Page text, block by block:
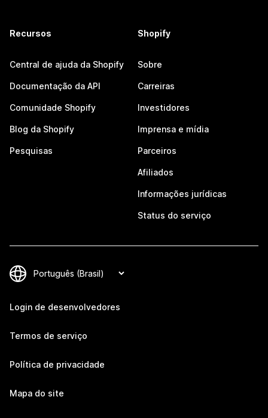
Recursos
Central de ajuda da Shopify
Documentação da API
Comunidade Shopify
Blog da Shopify
Pesquisas
Shopify
Sobre
Carreiras
Investidores
Imprensa e mídia
Parceiros
Afiliados
Informações jurídicas
Status do serviço
Login de desenvolvedores
Termos de serviço
Política de privacidade
Mapa do site